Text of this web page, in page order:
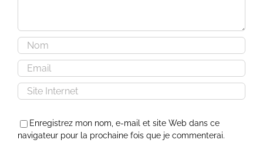
Enregistrez mon nom, e-mail et site Web dans ce
navigateur pour la prochaine fois que je commenterai.